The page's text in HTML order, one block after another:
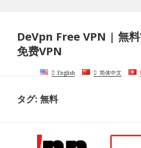
DeVpn Free VPN | 無
免费VPN
タグ:無料
English 简体中文